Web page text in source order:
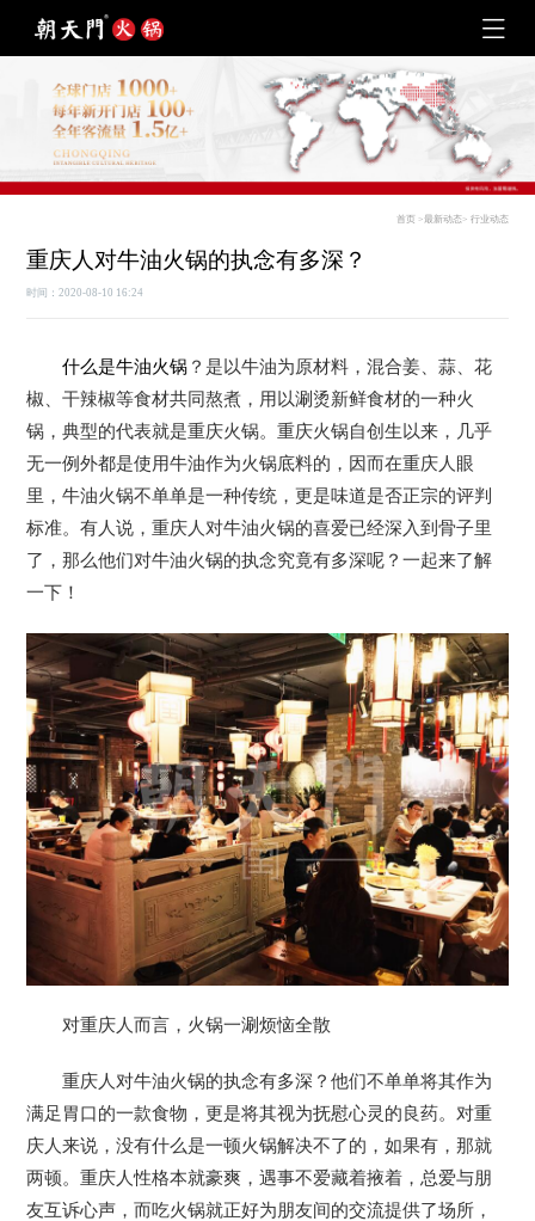
首页 >最新动态> 行业动态
重庆人对牛油火锅的执念有多深？
时间：2020-08-10 16:24
什么是牛油火锅 ？是以牛油为原材料，混合姜、蒜、花
椒、干辣椒等食材共同熬煮，用以涮烫新鲜食材的一种火
锅，典型的代表就是重庆火锅。重庆火锅自创生以来，几乎
无一例外都是使用牛油作为火锅底料的，因而在重庆人眼
里，牛油火锅不单单是一种传统，更是味道是否正宗的评判
标准。有人说，重庆人对牛油火锅的喜爱已经深入到骨子里
了，那么他们对牛油火锅的执念究竟有多深呢？一起来了解
一下！
对重庆人而言，火锅一涮烦恼全散
重庆人对牛油火锅的执念有多深？他们不单单将其作为
满足胃口的一款食物，更是将其视为抚慰心灵的良药。对重
庆人来说，没有什么是一顿火锅解决不了的，如果有，那就
两顿。重庆人性格本就豪爽，遇事不爱藏着掖着，总爱与朋
友互诉心声，而吃火锅就正好为朋友间的交流提供了场所，